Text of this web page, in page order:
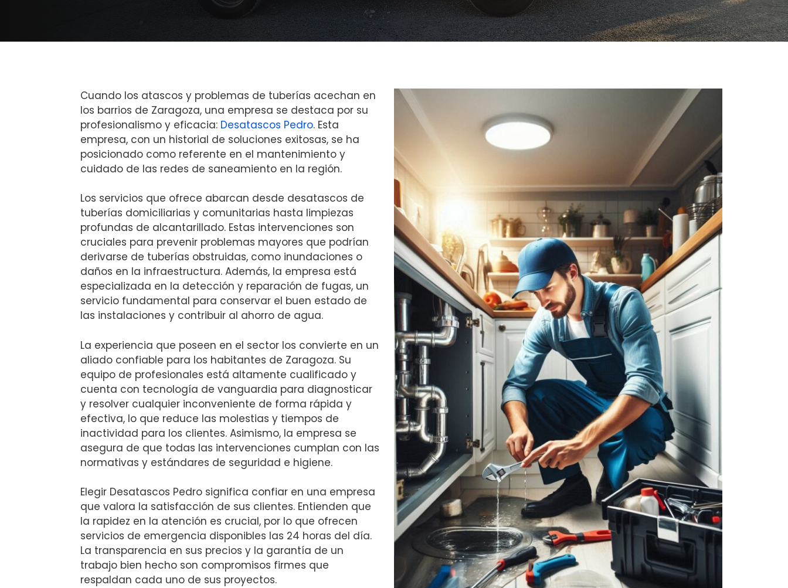
Cuando los atascos y problemas de tuberías acechan en
los barrios de Zaragoza, una empresa se destaca por su
profesionalismo y eficacia: Desatascos Pedro. Esta
empresa, con un historial de soluciones exitosas, se ha
posicionado como referente en el mantenimiento y
cuidado de las redes de saneamiento en la región.
Los servicios que ofrece abarcan desde desatascos de
tuberías domiciliarias y comunitarias hasta limpiezas
profundas de alcantarillado. Estas intervenciones son
cruciales para prevenir problemas mayores que podrían
derivarse de tuberías obstruidas, como inundaciones o
daños en la infraestructura. Además, la empresa está
especializada en la detección y reparación de fugas, un
servicio fundamental para conservar el buen estado de
las instalaciones y contribuir al ahorro de agua.
La experiencia que poseen en el sector los convierte en un
aliado confiable para los habitantes de Zaragoza. Su
equipo de profesionales está altamente cualificado y
cuenta con tecnología de vanguardia para diagnosticar
y resolver cualquier inconveniente de forma rápida y
efectiva, lo que reduce las molestias y tiempos de
inactividad para los clientes. Asimismo, la empresa se
asegura de que todas las intervenciones cumplan con las
normativas y estándares de seguridad e higiene.
Elegir Desatascos Pedro significa confiar en una empresa
que valora la satisfacción de sus clientes. Entienden que
la rapidez en la atención es crucial, por lo que ofrecen
servicios de emergencia disponibles las 24 horas del día.
La transparencia en sus precios y la garantía de un
trabajo bien hecho son compromisos firmes que
respaldan cada uno de sus proyectos.